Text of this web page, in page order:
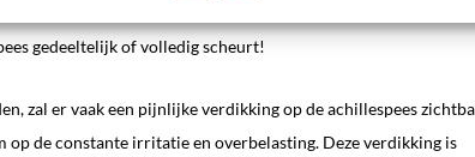
niet te lang te wachten met het inzetten van een
gedeeltelijk of volledig scheurt!
zal er vaak een pijnlijke verdikking op de achillespees
de constante irritatie en overbelasting. Deze verdikking is